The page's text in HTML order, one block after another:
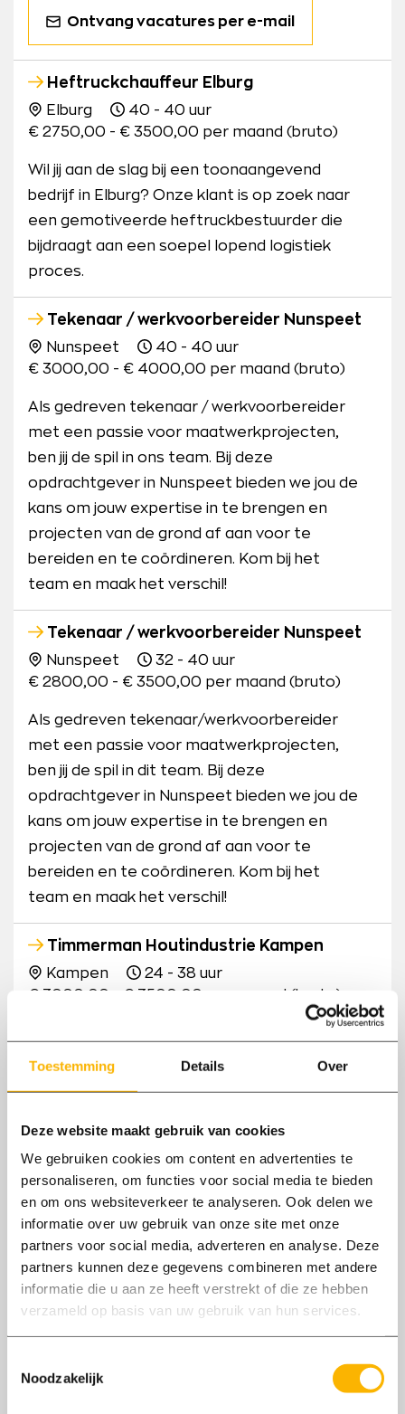
Toestemming Details Over
Deze website maakt gebruik van cookies
We gebruiken cookies om content en advertenties te
personaliseren, om functies voor social media te bieden
en om ons websiteverkeer te analyseren. Ook delen we
informatie over uw gebruik van onze site met onze
partners voor social media, adverteren en analyse. Deze
partners kunnen deze gegevens combineren met andere
informatie die u aan ze heeft verstrekt of die ze hebben
verzameld op basis van uw gebruik van hun services.
Noodzakelijk
Ontvang vacatures per e-mail
Heftruckchauffeur Elburg
Elburg
40 - 40 uur
€ 2750,00 - € 3500,00 per maand (bruto)
Wil jij aan de slag bij een toonaangevend
bedrijf in Elburg? Onze klant is op zoek naar
een gemotiveerde heftruckbestuurder die
bijdraagt aan een soepel lopend logistiek
proces.
Tekenaar / werkvoorbereider Nunspeet
Nunspeet
40 - 40 uur
€ 3000,00 - € 4000,00 per maand (bruto)
Als gedreven tekenaar / werkvoorbereider
met een passie voor maatwerkprojecten,
ben jij de spil in ons team. Bij deze
opdrachtgever in Nunspeet bieden we jou de
kans om jouw expertise in te brengen en
projecten van de grond af aan voor te
bereiden en te coördineren. Kom bij het
team en maak het verschil!
Tekenaar / werkvoorbereider Nunspeet
Nunspeet
32 - 40 uur
€ 2800,00 - € 3500,00 per maand (bruto)
Als gedreven tekenaar/werkvoorbereider
met een passie voor maatwerkprojecten,
ben jij de spil in dit team. Bij deze
opdrachtgever in Nunspeet bieden we jou de
kans om jouw expertise in te brengen en
projecten van de grond af aan voor te
bereiden en te coördineren. Kom bij het
team en maak het verschil!
Timmerman Houtindustrie Kampen
Kampen
24 - 38 uur
€ 3000,00 - € 3500,00 per maand (bruto)
meter, vlonders en ga zo maar door.. Dit alles
het begin aanwezig zijn bij dit proces is waar
jou droom ligt. Ook hoef je nooit meer lange
afstanden als Timmerman af te leggen want
dit alles vindt plaats op een vaste werkplek
Lasser deuren en trappen
Nunspeet
40 - 40 uur
€ 3000,00 - € 3500,00 per maand (bruto)
Niet piepen en mauwen, maar handjes uit de
mouwen! Jij bent dé koning van de laswereld.